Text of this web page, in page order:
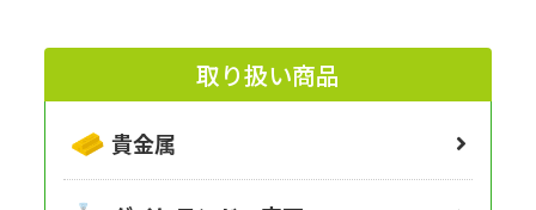
取り扱い商品
貴金属